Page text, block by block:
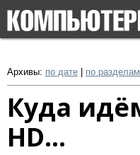
Архивы: по дате по разделам
Куда
HD...